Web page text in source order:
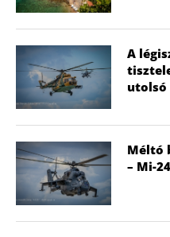
A
utolsó
Méltó
– Mi-24